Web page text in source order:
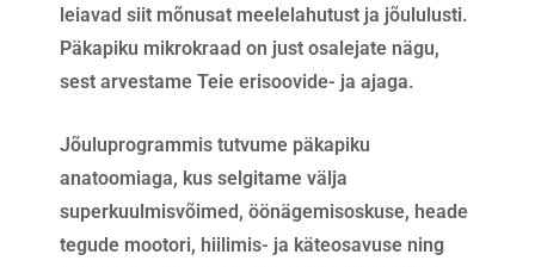
leiavad siit mõnusat meelelahutust ja jõululusti.
Päkapiku mikrokraad on just osalejate nägu,
sest arvestame Teie erisoovide- ja ajaga.
Jõuluprogrammis tutvume päkapiku
anatoomiaga, kus selgitame välja
superkuulmisvõimed, öönägemisoskuse, heade
tegude mootori, hiilimis- ja käteosavuse ning